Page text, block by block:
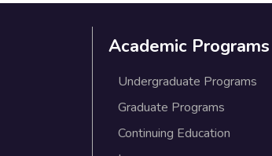
Academic Programs
Undergraduate Programs
Graduate Programs
Continuing Education